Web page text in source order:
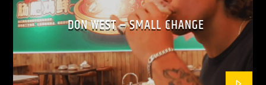
DON WEST – SMALL CHANGE